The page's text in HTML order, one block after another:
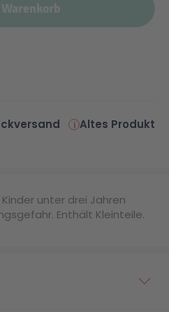
Altes Produkt
unter drei Jahren
Enthält Kleinteile.